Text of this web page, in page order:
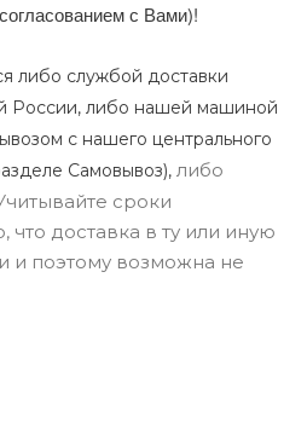
с Вами)!
либо службой доставки
России, либо нашей машиной
с нашего центрального
Самовывоз), либо
сроки
что доставка в ту или иную
и поэтому возможна не